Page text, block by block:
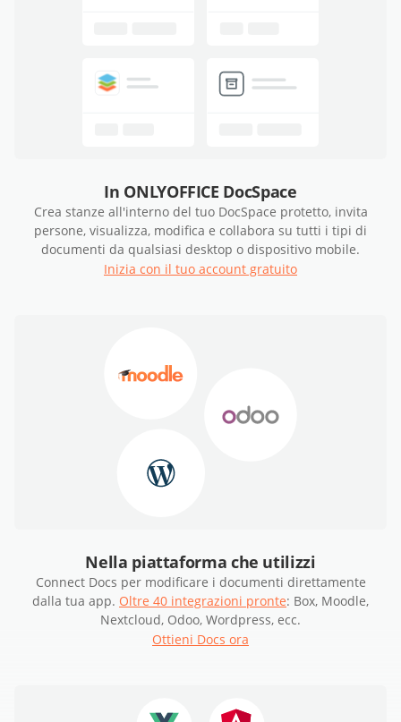
In ONLYOFFICE DocSpace
Crea stanze all'interno del tuo DocSpace protetto, invita
persone, visualizza, modifica e collabora su tutti i tipi di
documenti da qualsiasi desktop o dispositivo mobile.
Inizia con il tuo account gratuito
Nella piattaforma che utilizzi
Connect Docs per modificare i documenti direttamente
dalla tua app. Oltre 40 integrazioni pronte: Box, Moodle,
Nextcloud, Odoo, Wordpress, ecc.
Ottieni Docs ora